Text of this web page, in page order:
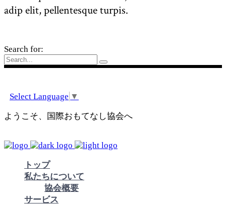
adip elit, pellentesque turpis.
Search for:
Select Language ▼
ようこそ、国際おもてなし協会へ
トップ
私たちについて
協会概要
サービス